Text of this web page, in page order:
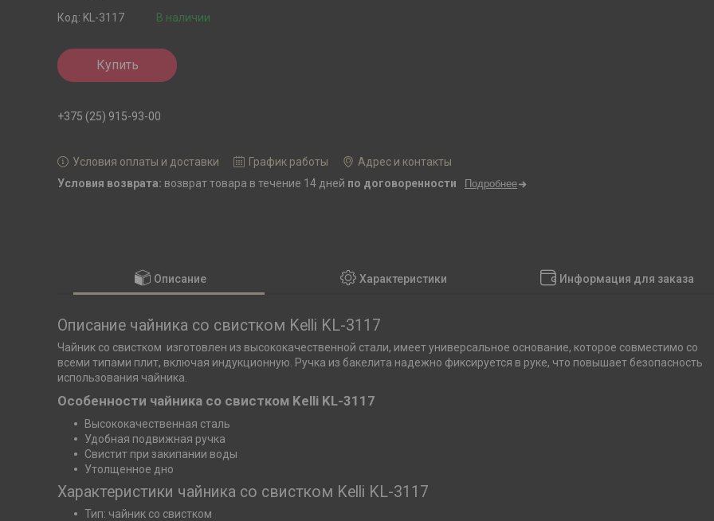
В наличии
Код: KL-3117
Купить
+375 (25) 915-93-00
Условия оплаты и доставки График работы
Адрес и контакты
возврат товара в течение 14 дней по договоренности Подробнее
Описание Характеристики Информация для заказа
Описание чайника со свистком Kelli KL-3117
Чайник со свистком изготовлен из высококачественной стали, имеет универсальное основание, которое совместимо со
всеми типами плит, включая индукционную. Ручка из бакелита надежно фиксируется в руке, что повышает безопасность
использования чайника.
Особенности чайника со свистком Kelli KL-3117
Высококачественная сталь
Удобная подвижная ручка
Свистит при закипании воды
Утолщенное дно
Характеристики чайника со свистком Kelli KL-3117
Тип: чайник со свистком